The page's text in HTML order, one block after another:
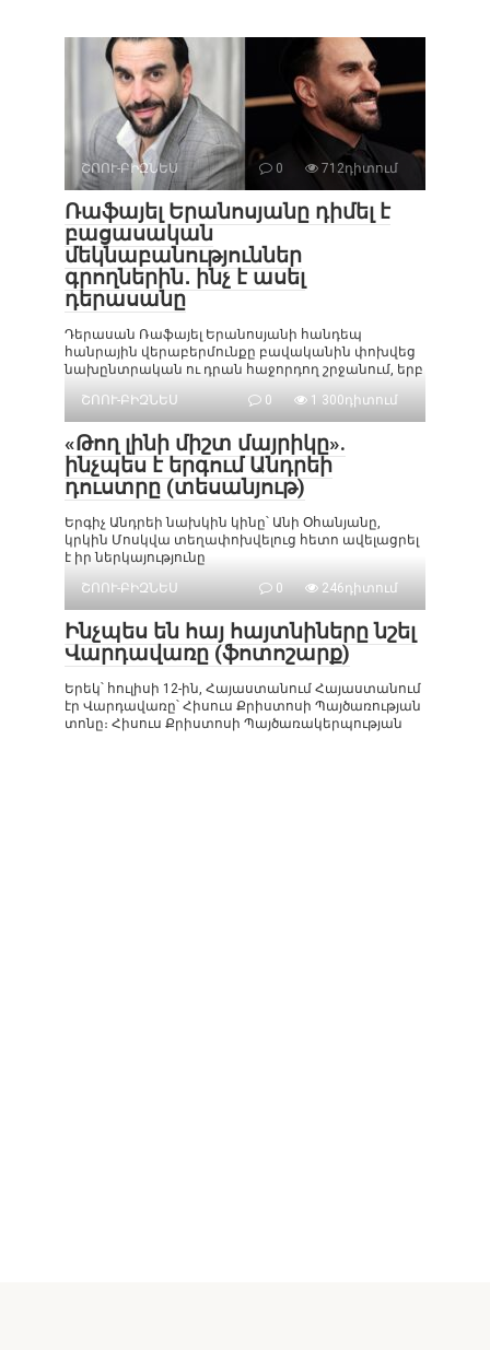
ՇՈՈՒ-ԲԻԶՆԵՍ 0 712դիտում
Ռաֆայել Երանոսյանը դիմել է
բացասական
մեկնաբանություններ
գրողներին․ ինչ է ասել
դերասանը
Դերասան Ռաֆայել Երանոսյանի հանդեպ
հանրային վերաբերմունքը բավականին փոխվեց
նախընտրական ու դրան հաջորդող շրջանում, երբ
ՇՈՈՒ-ԲԻԶՆԵՍ
0 1 300դիտում
«Թող լինի միշտ մայրիկը».
ինչպես է երգում Անդրեի
դուստրը (տեսանյութ)
Երգիչ Անդրեի նախկին կինը՝ Անի Օհանյանը,
կրկին Մոսկվա տեղափոխվելուց հետո ավելացրել
է իր ներկայությունը
ՇՈՈՒ-ԲԻԶՆԵՍ
0 246դիտում
Ինչպես են հայ հայտնիները նշել
Վարդավառը (ֆոտոշարք)
Երեկ՝ հուլիսի 12-ին, Հայաստանում Հայաստանում
էր Վարդավառը՝ Հիսուս Քրիստոսի Պայծառության
տոնը։ Հիսուս Քրիստոսի Պայծառակերպության